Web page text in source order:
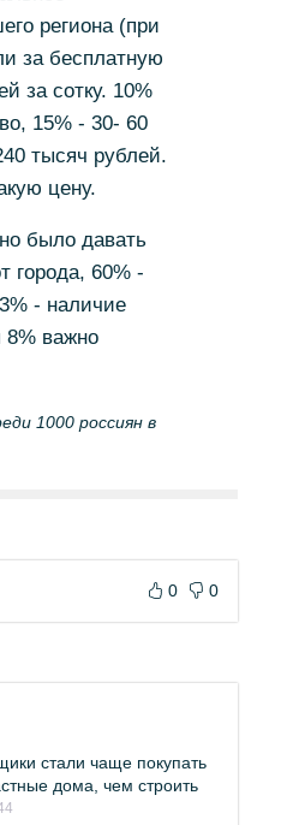
региона (при
за бесплатную
за сотку. 10%
15% - 30- 60
тысяч рублей.
цену.
было давать
города, 60% -
- наличие
8% важно
1000 россиян в
0 0
стали чаще покупать
дома, чем строить